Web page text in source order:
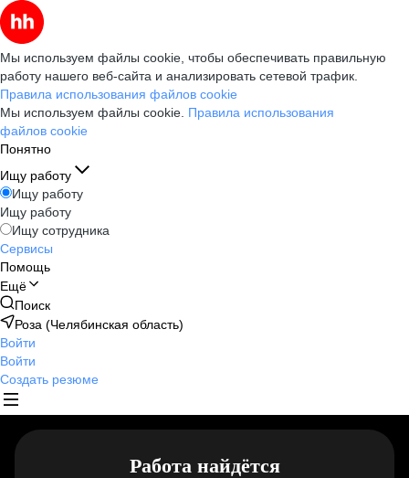
Мы используем файлы cookie, чтобы обеспечивать правильную
работу нашего веб-сайта и анализировать сетевой трафик.
Правила использования файлов cookie
Мы используем файлы cookie. Правила использования
файлов cookie
Понятно
Ищу работу
Ищу работу
Ищу работу
Ищу сотрудника
Сервисы
Помощь
Ещё
Поиск
Роза (Челябинская область)
Войти
Войти
Создать резюме
Работа найдётся